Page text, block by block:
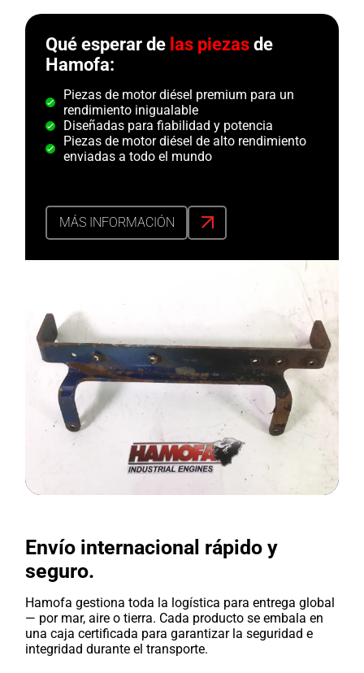
Qué esperar de las piezasde
Hamofa:
Piezas de motor diésel premium para un
rendimiento inigualable
Diseñadas para fiabilidad y potencia
Piezas de motor diésel de alto rendimiento
enviadas a todo el mundo
MÁS INFORMACIÓN
Envío internacional rápido y
seguro.
Hamofa gestiona toda la logística para entrega global
— por mar, aire o tierra. Cada producto se embala en
una caja certificada para garantizar la seguridad e
integridad durante el transporte.